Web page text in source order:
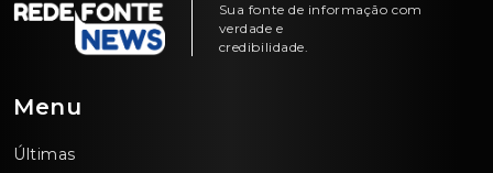
Sua fonte de informação com
verdade e
credibilidade.
Menu
Últimas